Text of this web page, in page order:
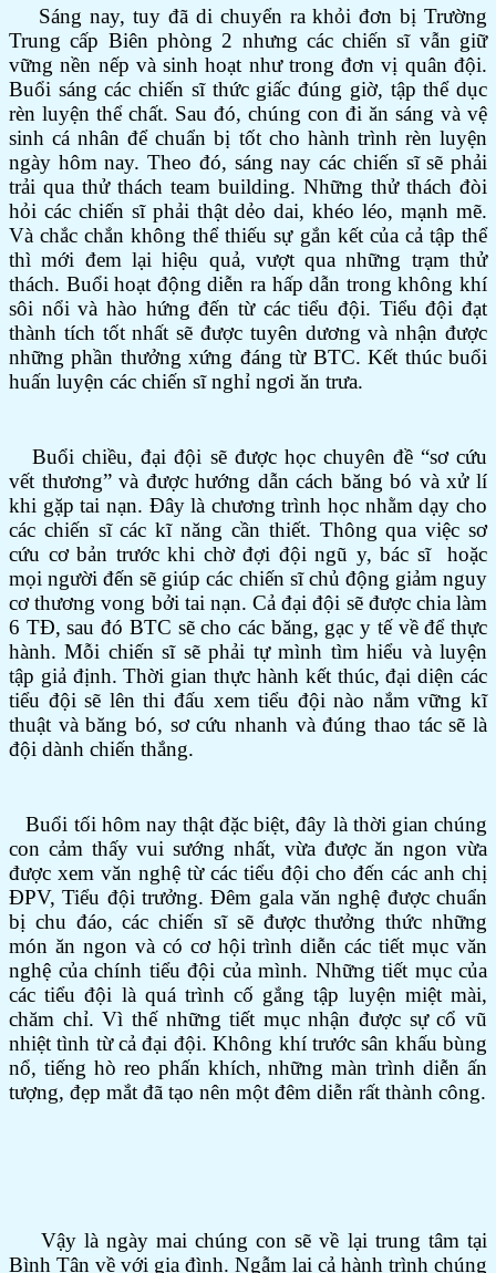
Sáng nay, tuy đã di chuyển ra khỏi đơn bị Trường
Trung cấp Biên phòng 2 nhưng các chiến sĩ vẫn giữ
vững nền nếp và sinh hoạt như trong đơn vị quân đội.
Buổi sáng các chiến sĩ thức giấc đúng giờ, tập thể dục
rèn luyện thể chất. Sau đó, chúng con đi ăn sáng và vệ
sinh cá nhân để chuẩn bị tốt cho hành trình rèn luyện
ngày hôm nay. Theo đó, sáng nay các chiến sĩ sẽ phải
trải qua thử thách team building. Những thử thách đòi
hỏi các chiến sĩ phải thật dẻo dai, khéo léo, mạnh mẽ.
Và chắc chắn không thể thiếu sự gắn kết của cả tập thể
thì mới đem lại hiệu quả, vượt qua những trạm thử
thách. Buổi hoạt động diễn ra hấp dẫn trong không khí
sôi nổi và hào hứng đến từ các tiểu đội. Tiểu đội đạt
thành tích tốt nhất sẽ được tuyên dương và nhận được
những phần thưởng xứng đáng từ BTC. Kết thúc buổi
huấn luyện các chiến sĩ nghỉ ngơi ăn trưa.
Buổi chiều, đại đội sẽ được học chuyên đề “sơ cứu
vết thương” và được hướng dẫn cách băng bó và xử lí
khi gặp tai nạn. Đây là chương trình học nhằm dạy cho
các chiến sĩ các kĩ năng cần thiết. Thông qua việc sơ
cứu cơ bản trước khi chờ đợi đội ngũ y, bác sĩ hoặc
mọi người đến sẽ giúp các chiến sĩ chủ động giảm nguy
cơ thương vong bởi tai nạn. Cả đại đội sẽ được chia làm
6 TĐ, sau đó BTC sẽ cho các băng, gạc y tế về để thực
hành. Mỗi chiến sĩ sẽ phải tự mình tìm hiểu và luyện
tập giả định. Thời gian thực hành kết thúc, đại diện các
tiểu đội sẽ lên thi đấu xem tiểu đội nào nắm vững kĩ
thuật và băng bó, sơ cứu nhanh và đúng thao tác sẽ là
đội dành chiến thắng.
Buổi tối hôm nay thật đặc biệt, đây là thời gian chúng
con cảm thấy vui sướng nhất, vừa được ăn ngon vừa
được xem văn nghệ từ các tiểu đội cho đến các anh chị
ĐPV, Tiểu đội trưởng. Đêm gala văn nghệ được chuẩn
bị chu đáo, các chiến sĩ sẽ được thưởng thức những
món ăn ngon và có cơ hội trình diễn các tiết mục văn
nghệ của chính tiểu đội của mình. Những tiết mục của
các tiểu đội là quá trình cố gắng tập luyện miệt mài,
chăm chỉ. Vì thế những tiết mục nhận được sự cổ vũ
nhiệt tình từ cả đại đội. Không khí trước sân khấu bùng
nổ, tiếng hò reo phấn khích, những màn trình diễn ấn
tượng, đẹp mắt đã tạo nên một đêm diễn rất thành công.
Vậy là ngày mai chúng con sẽ về lại trung tâm tại
Bình Tân về với gia đình. Ngẫm lại cả hành trình chúng